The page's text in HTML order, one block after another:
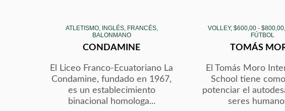
ATLETISMO, INGLÉS, FRANCÉS,
BALONMANO
CONDAMINE
El Liceo Franco-Ecuatoriano La
Condamine, fundado en 1967,
es un establecimiento
binacional homologa...
VOLLEY, $600,00 -
FÚTBOL
TOMÁS
El Tomás Moro
School tiene
potenciar el
seres